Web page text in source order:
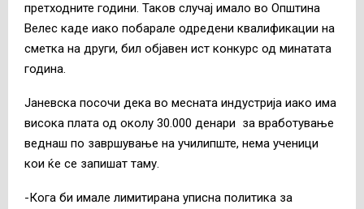
претходните години. Таков случај имало во Општина
Велес каде иако побарале одредени квалификации на
сметка на други, бил објавен ист конкурс од минатата
година.
Јаневска посочи дека во месната индустрија иако има
висока плата од околу 30.000 денари за вработување
веднаш по завршување на училипште, нема ученици
кои ќе се запишат таму.
-Кога би имале лимитирана уписна политика за